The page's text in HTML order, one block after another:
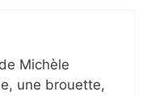
Michèle
une brouette,